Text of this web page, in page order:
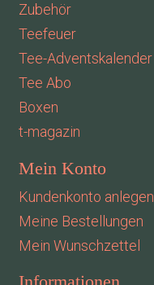
Zubehör
Teefeuer
Tee-Adventskalender
Tee Abo
Boxen
t-magazin
Mein Konto
Kundenkonto anlegen
Meine Bestellungen
Mein Wunschzettel